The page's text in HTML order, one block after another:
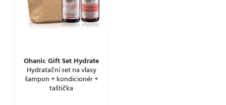
Ohanic Gift Set Hydrate
Hydratační set na vlasy
šampon + kondicionér +
taštička